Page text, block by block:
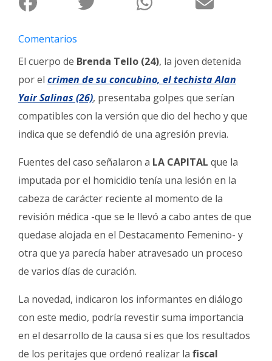
Fúnebres
Comentarios
El cuerpo de Brenda Tello (24), la joven detenida
por el crimen de su concubino, el techista Alan
Yair Salinas (26), presentaba golpes que serían
compatibles con la versión que dio del hecho y que
indica que se defendió de una agresión previa.
Fuentes del caso señalaron a LA CAPITAL que la
imputada por el homicidio tenía una lesión en la
cabeza de carácter reciente al momento de la
revisión médica -que se le llevó a cabo antes de que
quedase alojada en el Destacamento Femenino- y
otra que ya parecía haber atravesado un proceso
de varios días de curación.
La novedad, indicaron los informantes en diálogo
con este medio, podría revestir suma importancia
en el desarrollo de la causa si es que los resultados
de los peritajes que ordenó realizar la fiscal